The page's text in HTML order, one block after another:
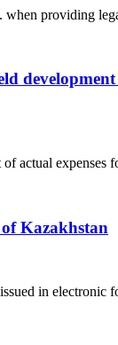
providing
actual expenses
Kazakhstan
in electronic